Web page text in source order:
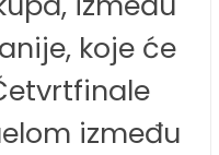
koje će
između